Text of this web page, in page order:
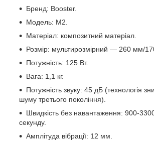
Бренд: Booster.
Модель: M2.
Матеріал: композитний матеріал.
Розмір: мультирозмірний — 260 мм/
Потужність: 125 Вт.
Вага: 1,1 кг.
Потужність звуку: 45 дБ (технологія
шуму третього покоління).
Швидкість без навантаження: 900-
секунду.
Амплітуда вібрації: 12 мм.